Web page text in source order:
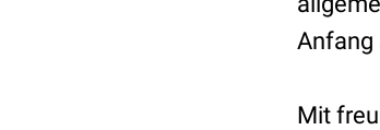
Anfang
Mit